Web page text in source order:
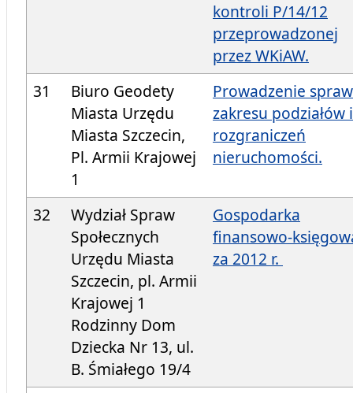
kontroli P/14/12
przeprowadzonej
przez WKiAW.
31
Biuro Geodety
Miasta Urzędu
Miasta Szczecin,
Pl. Armii Krajowej
1
Prowadzenie
zakresu podziałów i
rozgraniczeń
nieruchomości.
32
Wydział Spraw
Społecznych
Urzędu Miasta
Szczecin, pl. Armii
Krajowej 1
Rodzinny Dom
Dziecka Nr 13, ul.
B. Śmiałego 19/4
Gospodarka
finansowo-
za 2012 r.